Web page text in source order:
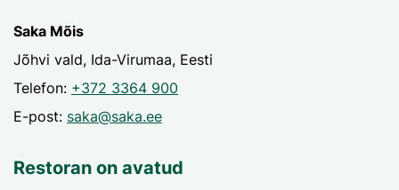
Saka Mõis
Jõhvi vald, Ida-Virumaa, Eesti
Telefon: +372 3364 900
E-post: saka@saka.ee
Restoran on avatud